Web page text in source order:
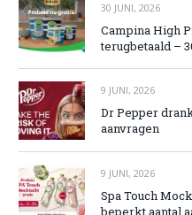
30 JUNI, 2026
Campina High
terugbetaald –
9 JUNI, 2026
Dr Pepper
aanvragen
9 JUNI, 2026
Spa Touch
beperkt aantal